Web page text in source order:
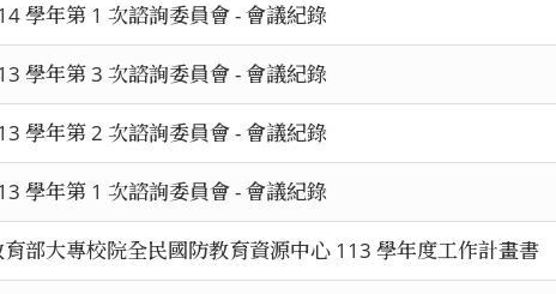
學年第 1 次諮詢委員會 - 會議紀錄
學年第 3 次諮詢委員會 - 會議紀錄
學年第 2 次諮詢委員會 - 會議紀錄
學年第 1 次諮詢委員會 - 會議紀錄
部大專校院全民國防教育資源中心 113 學年度工作計畫書